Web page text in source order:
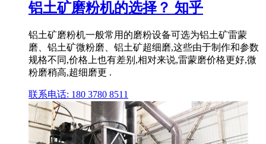
铝土矿磨粉机的选择？ 知乎
铝土矿磨粉机一般常用的磨粉设备可选为铝土矿雷蒙
磨、铝土矿微粉磨、铝土矿超细磨,这些由于制作和参数
规格不同,价格上也有差别,相对来说,雷蒙磨价格更好,微
粉磨稍高,超细磨更 .
联系电话: 180 3780 8511